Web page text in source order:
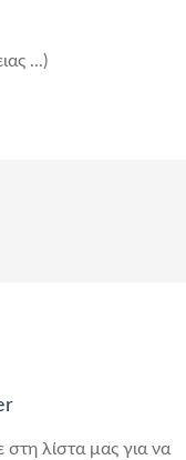
...)
στη λίστα μας για να